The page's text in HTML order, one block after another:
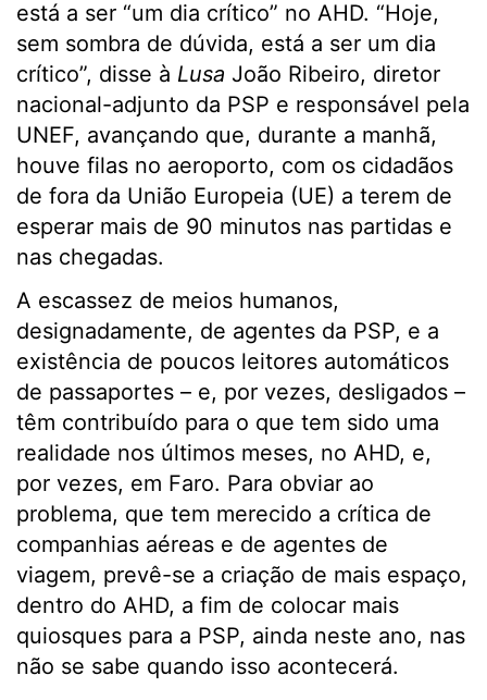
está a ser “um dia crítico” no AHD. “Hoje,
sem sombra de dúvida, está a ser um dia
crítico”, disse à Lusa João Ribeiro, diretor
nacional-adjunto da PSP e responsável pela
UNEF, avançando que, durante a manhã,
houve filas no aeroporto, com os cidadãos
de fora da União Europeia (UE) a terem de
esperar mais de 90 minutos nas partidas e
nas chegadas.
A escassez de meios humanos,
designadamente, de agentes da PSP, e a
existência de poucos leitores automáticos
de passaportes – e, por vezes, desligados –
têm contribuído para o que tem sido uma
realidade nos últimos meses, no AHD, e,
por vezes, em Faro. Para obviar ao
problema, que tem merecido a crítica de
companhias aéreas e de agentes de
viagem, prevê-se a criação de mais espaço,
dentro do AHD, a fim de colocar mais
quiosques para a PSP, ainda neste ano, nas
não se sabe quando isso acontecerá.